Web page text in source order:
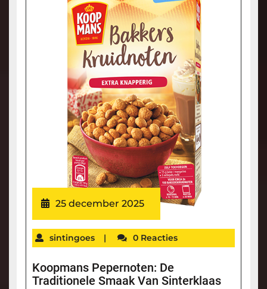
25 december 2025
sintingoes | 0 Reacties
Koopmans Pepernoten: De
Traditionele Smaak Van Sinterklaas